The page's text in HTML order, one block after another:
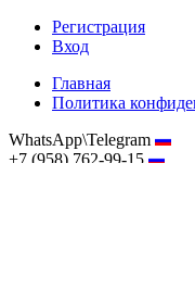
Регистрация
Вход
Главная
Политика
WhatsApp\Telegram
+7 (958) 762-99-15